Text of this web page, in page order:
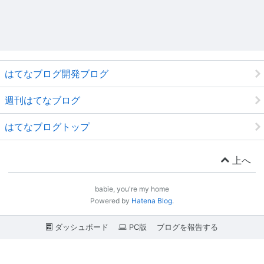
はてなブログ開発ブログ
週刊はてなブログ
はてなブログトップ
上へ
babie, you're my home
Powered by Hatena Blog.
ダッシュボード PC版 ブログを報告する